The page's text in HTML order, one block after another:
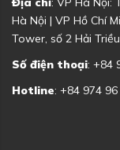
Hà Nội | VP Hồ Chí
Tower, số 2 Hải
Số điện thoại: +84
Hotline: +84 974